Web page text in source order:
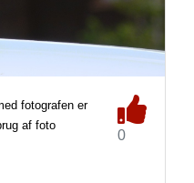
fotografen er
af foto
0